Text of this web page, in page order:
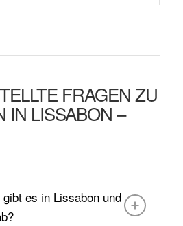
FRAGEN ZU
IN LISSABON –
es in Lissabon und